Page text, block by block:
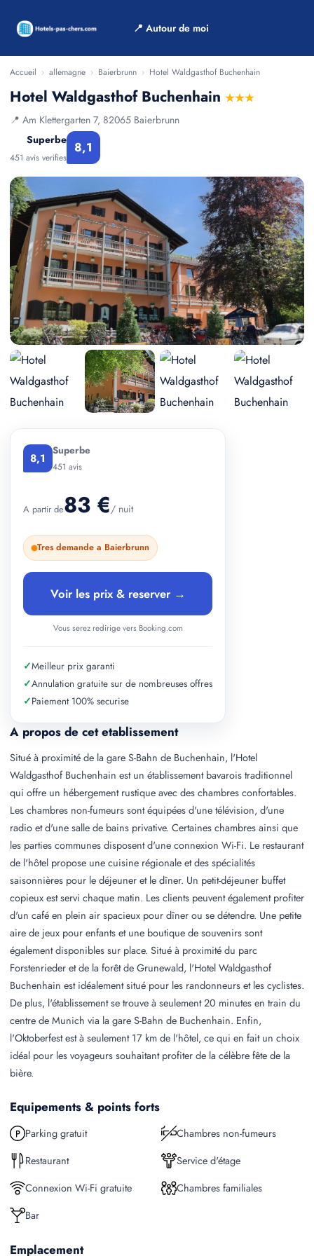
📍 Autour de moi
Accueil › allemagne › Baierbrunn › Hotel Waldgasthof Buchenhain
Hotel Waldgasthof Buchenhain ★★★
📍 Am Klettergarten 7, 82065 Baierbrunn
Superbe
451 avis verifies
8,1
A propos de cet etablissement
Situé à proximité de la gare S-Bahn de Buchenhain, l'Hotel
Waldgasthof Buchenhain est un établissement bavarois traditionnel
qui offre un hébergement rustique avec des chambres confortables.
Les chambres non-fumeurs sont équipées d'une télévision, d'une
radio et d'une salle de bains privative. Certaines chambres ainsi que
les parties communes disposent d'une connexion Wi-Fi. Le restaurant
de l'hôtel propose une cuisine régionale et des spécialités
saisonnières pour le déjeuner et le dîner. Un petit-déjeuner buffet
copieux est servi chaque matin. Les clients peuvent également profiter
d'un café en plein air spacieux pour dîner ou se détendre. Une petite
aire de jeux pour enfants et une boutique de souvenirs sont
également disponibles sur place. Situé à proximité du parc
Forstenrieder et de la forêt de Grunewald, l'Hotel Waldgasthof
Buchenhain est idéalement situé pour les randonneurs et les cyclistes.
De plus, l'établissement se trouve à seulement 20 minutes en train du
centre de Munich via la gare S-Bahn de Buchenhain. Enfin,
l'Oktoberfest est à seulement 17 km de l'hôtel, ce qui en fait un choix
idéal pour les voyageurs souhaitant profiter de la célèbre fête de la
bière.
Equipements & points forts
Parking gratuit
Chambres non-fumeurs
Restaurant
Service d'étage
Connexion Wi-Fi gratuite
Chambres familiales
Bar
Emplacement
8,1 Superbe
451 avis
A partir de83 €/ nuit
Tres demande a Baierbrunn
Voir les prix & reserver →
Vous serez redirige vers Booking.com
✓Meilleur prix garanti
✓Annulation gratuite sur de nombreuses offres
✓Paiement 100% securise